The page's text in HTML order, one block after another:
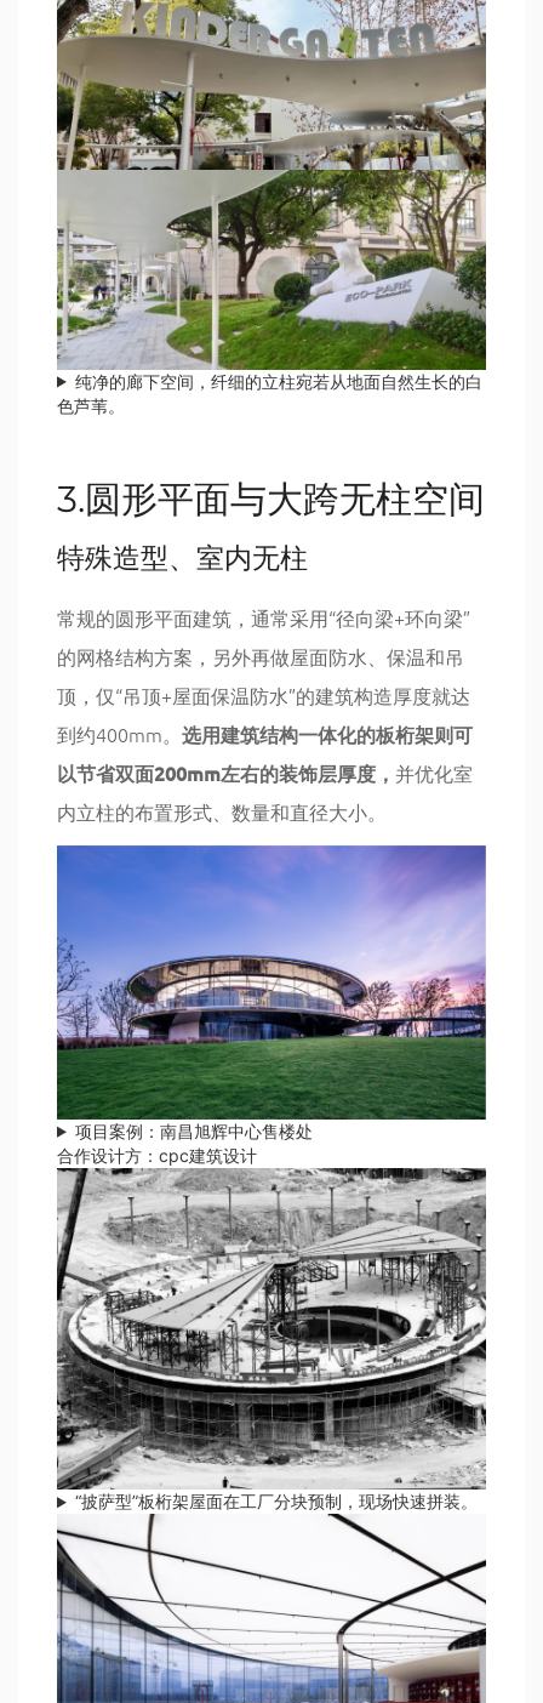
纯净的廊下空间，纤细的立柱宛若从地面自然生长的白
色芦苇。
3.圆形平面与大跨无柱空间
特殊造型、室内无柱
常规的圆形平面建筑，通常采用“径向梁+环向梁”
的网格结构方案，另外再做屋面防水、保温和吊
顶，仅“吊顶+屋面保温防水”的建筑构造厚度就达
到约400mm。 选用建筑结构一体化的板桁架则可
以节省双面200mm左右的装饰层厚度， 并优化室
内立柱的布置形式、数量和直径大小。
项目案例：南昌旭辉中心售楼处
合作设计方：cpc建筑设计
“披萨型”板桁架屋面在工厂分块预制，现场快速拼装。